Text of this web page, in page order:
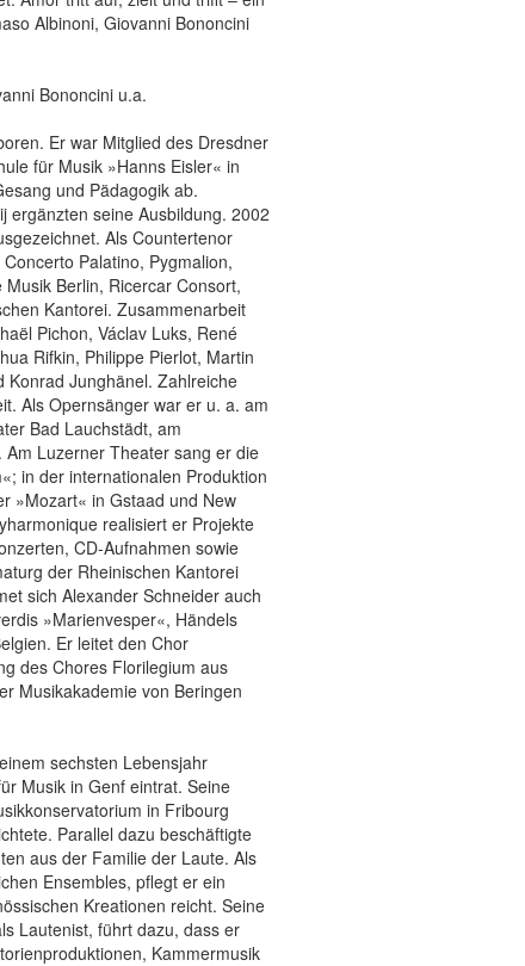
Albinoni, Giovanni Bononcini
Bononcini u.a.
Er war Mitglied des Dresdner
für Musik »Hanns Eisler« in
und Pädagogik ab.
ergänzten seine Ausbildung. 2002
Als Countertenor
Palatino, Pygmalion,
Berlin, Ricercar Consort,
Kantorei. Zusammenarbeit
Pichon, Václav Luks, René
Rifkin, Philippe Pierlot, Martin
Konrad Junghänel. Zahlreiche
Als Opernsänger war er u. a. am
Bad Lauchstädt, am
Luzerner Theater sang er die
in der internationalen Produktion
»Mozart« in Gstaad und New
realisiert er Projekte
CD-Aufnahmen sowie
der Rheinischen Kantorei
sich Alexander Schneider auch
»Marienvesper«, Händels
Er leitet den Chor
des Chores Florilegium aus
Musikakademie von Beringen
sechsten Lebensjahr
Musik in Genf eintrat. Seine
in Fribourg
Parallel dazu beschäftigte
aus der Familie der Laute. Als
Ensembles, pflegt er ein
Kreationen reicht. Seine
Lautenist, führt dazu, dass er
Kammermusik